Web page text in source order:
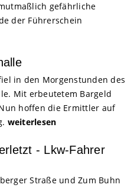
gefährliche
der Führerschein
in den Morgenstunden des
Mit erbeutetem Bargeld
hoffen die Ermittler auf
weiterlesen
- Lkw-Fahrer
Straße und Zum Buhn